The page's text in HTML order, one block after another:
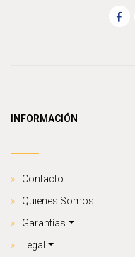
INFORMACIÓN
Contacto
Quienes Somos
Garantías
Legal